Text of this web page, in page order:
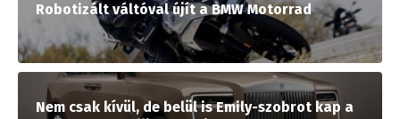
Robotizált váltóval újít a BMW Motorrad
Nem csak kívül, de belül is Emily-szobrot kap a